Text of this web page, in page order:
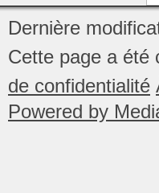
Dernière
Cette page a été
de confidentialité
Powered by